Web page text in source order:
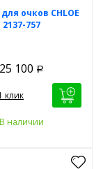
очков CHLOE
2137-757
25 100 Р
клик
В наличии